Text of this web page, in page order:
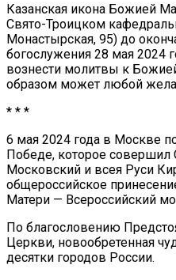
Казанская икона Божией
Свято-Троицком
Монастырская, 95) до
богослужения 28 мая 2024
вознести молитвы к
образом может любой
* * *
6 мая 2024 года в Москве
Победе, которое совершил
Московский и всея Руси
общероссийское
Матери — Всероссийский
По благословению
Церкви, новообретенная
десятки городов России.